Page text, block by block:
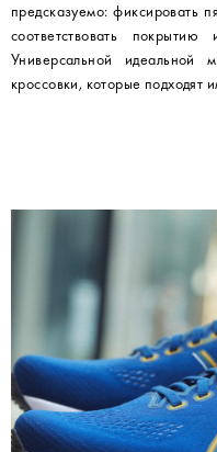
предсказуемо: фиксировать
соответствовать
Универсальной идеальной
кроссовки, которые подходят